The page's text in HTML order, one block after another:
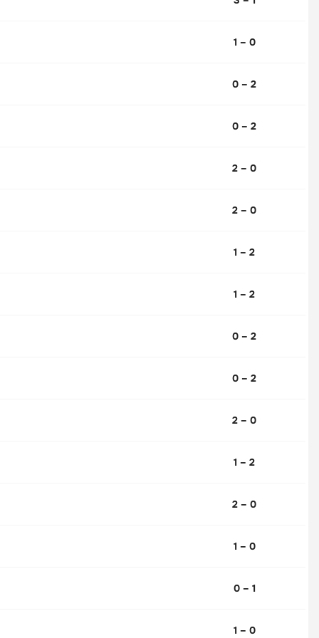
1 – 0
0 – 2
0 – 2
2 – 0
2 – 0
1 – 2
1 – 2
0 – 2
0 – 2
2 – 0
1 – 2
2 – 0
1 – 0
0 – 1
1 – 0